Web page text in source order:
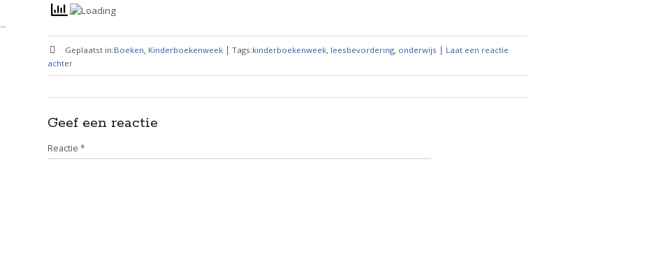
Geplaatst in:Boeken Kinderboekenweek | Tags:kinderboekenweek, leesbevordering, onderwijs | Laat een reactie
achter
Geef een reactie
Reactie *